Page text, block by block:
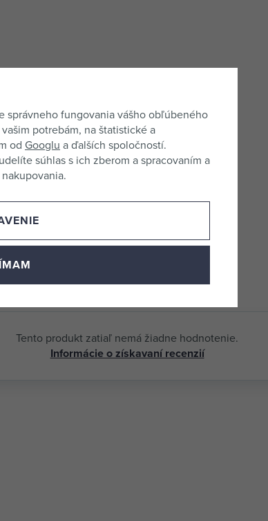
pro
a estetiku
kde
Tento produkt zatiaľ nemá žiadne hodnotenie.
Informácie o získavaní recenzií
správneho fungovania vášho obľúbeného
potrebám, na štatistické a
od Googlu a ďalších spoločností.
súhlas s ich zberom a spracovaním a